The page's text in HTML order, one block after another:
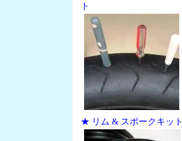
ト
★ リム & スポークキット